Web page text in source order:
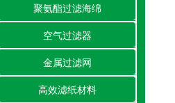
聚氨酯过滤海绵
空气过滤器
金属过滤网
高效滤纸材料